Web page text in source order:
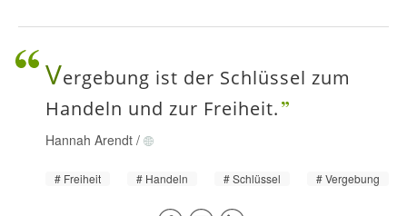
Vergebung ist der Schlüssel zum
Handeln und zur Freiheit.
Hannah Arendt /
Freiheit Handeln Schlüssel Vergebung